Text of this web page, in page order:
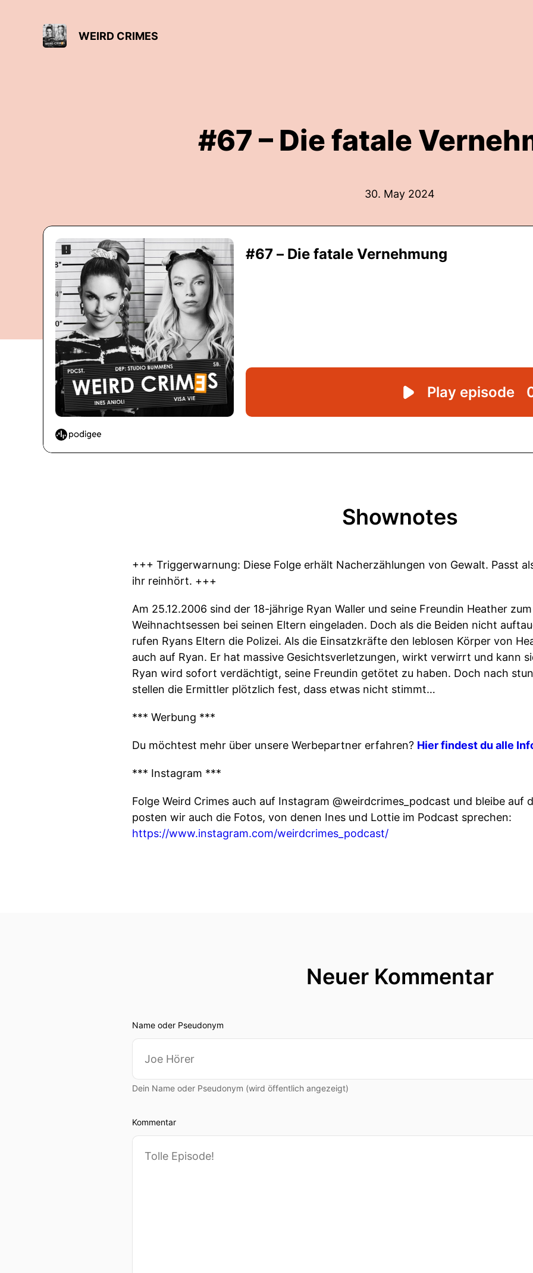
WEIRD CRIMES
#67 – Die fatale
30. May 2024
Shownotes
+++ Triggerwarnung: Diese Folge erhält Nacherzählungen von Gewalt. Passt
ihr reinhört. +++
Am 25.12.2006 sind der 18-jährige Ryan Waller und seine Freundin Heather
Weihnachtsessen bei seinen Eltern eingeladen. Doch als die Beiden nicht
rufen Ryans Eltern die Polizei. Als die Einsatzkräfte den leblosen Körper von
auch auf Ryan. Er hat massive Gesichtsverletzungen, wirkt verwirrt und kann
Ryan wird sofort verdächtigt, seine Freundin getötet zu haben. Doch nach
stellen die Ermittler plötzlich fest, dass etwas nicht stimmt…
*** Werbung ***
Du möchtest mehr über unsere Werbepartner erfahren? Hier findest du alle
*** Instagram ***
Folge Weird Crimes auch auf Instagram @weirdcrimes_podcast und bleibe auf
posten wir auch die Fotos, von denen Ines und Lottie im Podcast sprechen:
https://www.instagram.com/weirdcrimes_podcast/
Neuer Kommentar
Name oder Pseudonym
Dein Name oder Pseudonym (wird öffentlich angezeigt)
Kommentar